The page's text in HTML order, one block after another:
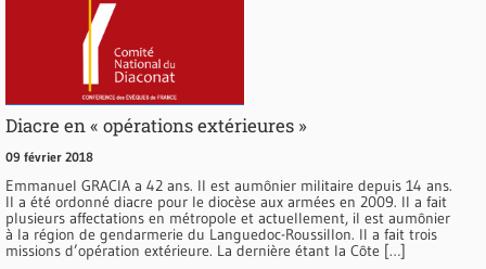
Diacre en « opérations extérieures »
09 février 2018
Emmanuel GRACIA a 42 ans. Il est aumônier militaire depuis 14 ans.
Il a été ordonné diacre pour le diocèse aux armées en 2009. Il a fait
plusieurs affectations en métropole et actuellement, il est aumônier
à la région de gendarmerie du Languedoc-Roussillon. Il a fait trois
missions d’opération extérieure. La dernière étant la Côte […]